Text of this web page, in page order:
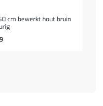
cm bewerkt hout bruin